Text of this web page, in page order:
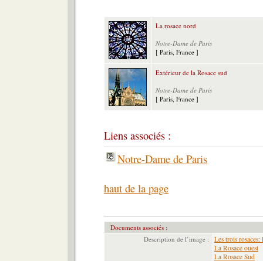
La rosace nord
Notre-Dame de Paris
[ Paris, France ]
Extérieur de la Rosace sud
Notre-Dame de Paris
[ Paris, France ]
Liens associés :
Notre-Dame de Paris
haut de la page
Documents associés :
Description de l’image :
Les trois rosaces:
La Rosace ouest
La Rosace Sud